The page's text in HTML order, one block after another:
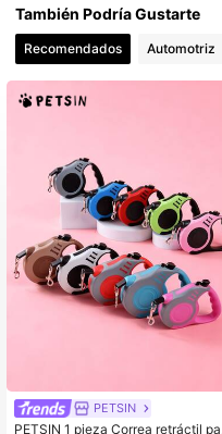
4,87 216K
También Podría Gustarte
Recomendados Automotriz
PETSIN
PETSIN 1 pieza Correa retráctil